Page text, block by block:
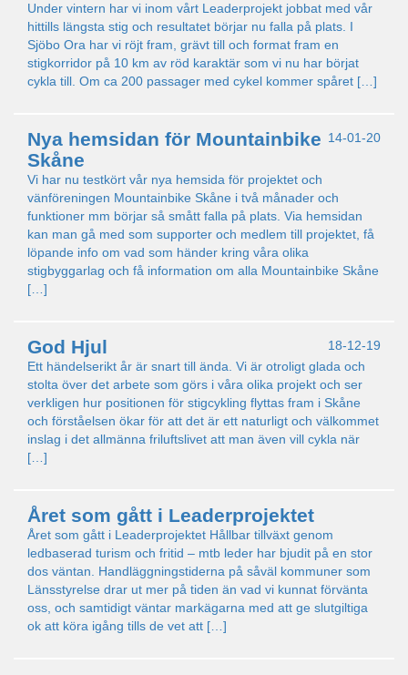
Under vintern har vi inom vårt Leaderprojekt jobbat med vår
hittills längsta stig och resultatet börjar nu falla på plats. I
Sjöbo Ora har vi röjt fram, grävt till och format fram en
stigkorridor på 10 km av röd karaktär som vi nu har börjat
cykla till. Om ca 200 passager med cykel kommer spåret […]
14-01-20
Nya hemsidan för Mountainbike
Skåne
Vi har nu testkört vår nya hemsida för projektet och
vänföreningen Mountainbike Skåne i två månader och
funktioner mm börjar så smått falla på plats. Via hemsidan
kan man gå med som supporter och medlem till projektet, få
löpande info om vad som händer kring våra olika
stigbyggarlag och få information om alla Mountainbike Skåne
[…]
18-12-19
God Hjul
Ett händelserikt år är snart till ända. Vi är otroligt glada och
stolta över det arbete som görs i våra olika projekt och ser
verkligen hur positionen för stigcykling flyttas fram i Skåne
och förståelsen ökar för att det är ett naturligt och välkommet
inslag i det allmänna friluftslivet att man även vill cykla när
[…]
Året som gått i Leaderprojektet
Året som gått i Leaderprojektet Hållbar tillväxt genom
ledbaserad turism och fritid – mtb leder har bjudit på en stor
dos väntan. Handläggningstiderna på såväl kommuner som
Länsstyrelse drar ut mer på tiden än vad vi kunnat förvänta
oss, och samtidigt väntar markägarna med att ge slutgiltiga
ok att köra igång tills de vet att […]